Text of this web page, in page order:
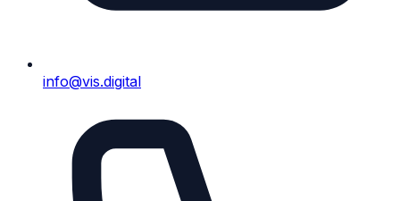
info@vis.digital